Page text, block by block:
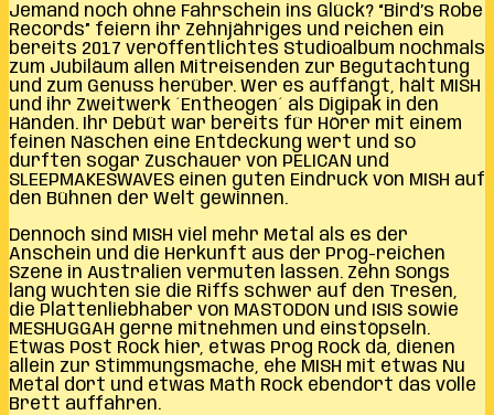
Jemand noch ohne Fahrschein ins Glück? “Bird’s Robe
Records” feiern ihr Zehnjähriges und reichen ein
bereits 2017 veröffentlichtes Studioalbum nochmals
zum Jubiläum allen Mitreisenden zur Begutachtung
und zum Genuss herüber. Wer es auffängt, hält MISH
und ihr Zweitwerk ´Entheogen´ als Digipak in den
Händen. Ihr Debüt war bereits für Hörer mit einem
feinen Näschen eine Entdeckung wert und so
durften sogar Zuschauer von PELICAN und
SLEEPMAKESWAVES einen guten Eindruck von MISH auf
den Bühnen der Welt gewinnen.
Dennoch sind MISH viel mehr Metal als es der
Anschein und die Herkunft aus der Prog-reichen
Szene in Australien vermuten lassen. Zehn Songs
lang wuchten sie die Riffs schwer auf den Tresen,
die Plattenliebhaber von MASTODON und ISIS sowie
MESHUGGAH gerne mitnehmen und einstöpseln.
Etwas Post Rock hier, etwas Prog Rock da, dienen
allein zur Stimmungsmache, ehe MISH mit etwas Nu
Metal dort und etwas Math Rock ebendort das volle
Brett auffahren.